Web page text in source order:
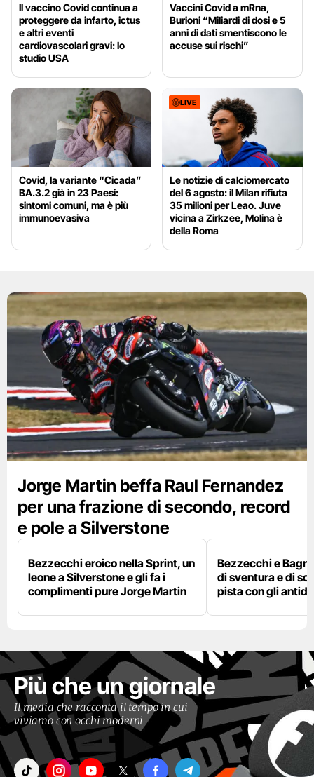
Il vaccino Covid continua a
proteggere da infarto, ictus
e altri eventi
cardiovascolari gravi: lo
studio USA
Vaccini Covid a mRna,
Burioni “Miliardi di dosi e 5
anni di dati smentiscono le
accuse sui rischi”
Covid, la variante “Cicada”
BA.3.2 già in 23 Paesi:
sintomi comuni, ma è più
immunoevasiva
LIVE
Le notizie di calciomercato
del 6 agosto: il Milan rifiuta
35 milioni per Leao. Juve
vicina a Zirkzee, Molina è
della Roma
Jorge Martin beffa Raul Fernandez
per una frazione di secondo, record
e pole a Silverstone
Bezzecchi eroico nella Sprint, un
leone a Silverstone e gli fa i
complimenti pure Jorge Martin
Bezzecchi e
di sventura e di
pista con gli
Più che un giornale
Il media che racconta il tempo in cui
viviamo con occhi moderni